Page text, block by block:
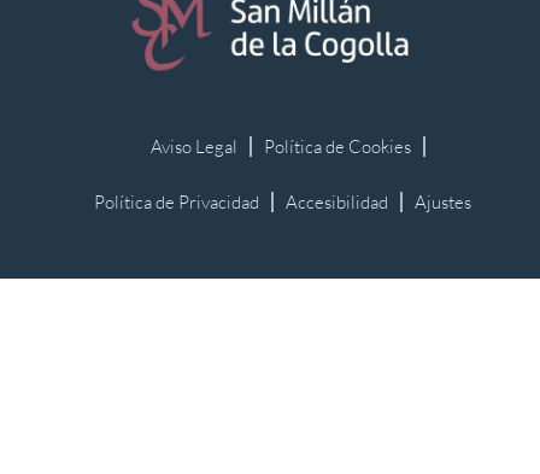
Aviso Legal Política de Cookies
Política de Privacidad Accesibilidad Ajustes